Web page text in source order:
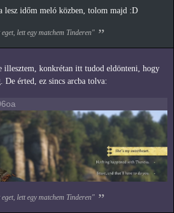
lesz időm meló közben, tolom majd :D
lett egy matchem Tinderen"
illesztem, konkrétan itt tudod eldönteni, hogy
De érted, ez sincs arcba tolva:
lett egy matchem Tinderen"